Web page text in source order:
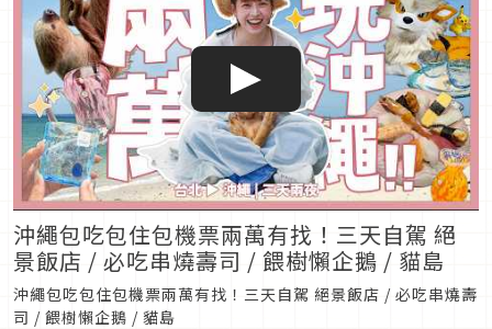
沖繩包吃包住包機票兩萬有找！三天自駕 絕
景飯店 / 必吃串燒壽司 / 餵樹懶企鵝 / 貓島
沖繩包吃包住包機票兩萬有找！三天自駕 絕景飯店 / 必吃串燒壽
司 / 餵樹懶企鵝 / 貓島